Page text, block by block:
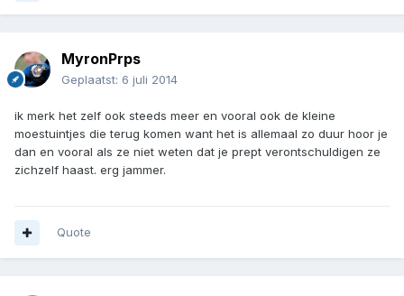
MyronPrps
Geplaatst: 6 juli 2014
ik merk het zelf ook steeds meer en vooral ook de kleine
moestuintjes die terug komen want het is allemaal zo duur hoor je
dan en vooral als ze niet weten dat je prept verontschuldigen ze
zichzelf haast. erg jammer.
Quote